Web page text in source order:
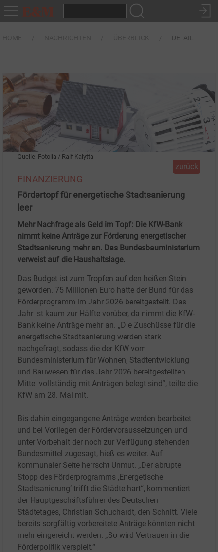
DETAIL
Quelle: Fotolia / Ralf Kalytta
zurück
FINANZIERUNG
Fördertopf für energetische Stadtsanierung
leer
Mehr Nachfrage als Geld im Topf: Die KfW-Bank
nimmt keine Anträge zur Förderung energetischer
Stadtsanierung mehr an. Das Bundesbauministerium
verweist auf die Haushaltslage.
Das Budget ist zum Tropfen auf den heißen Stein
geworden. 75 Millionen Euro hatte der Bund für das
Förderprogramm im Jahr 2026 bereitgestellt. Das
Jahr ist kaum zur Hälfte vorüber, da nimmt die KfW-
Bank keine Anträge mehr an. „Die Zuschüsse für die
energetische Stadtsanierung werden stark
nachgefragt, sodass die der KfW vom
Bundesministerium für Wohnen, Stadtentwicklung
und Bauwesen für das Jahr 2026 bereitgestellten
Mittel vollständig mit Anträgen belegt sind“, teilte die
KfW am 28. Mai mit.
Bis dahin eingegangene Anträge werden bearbeitet
und bei Vorliegen der Fördervoraussetzungen und
unter Vorbehalt der noch zur Verfügung stehenden
Bundesmittel zugesagt, hieß es weiter. Auf
kommunaler Seite herrscht Unmut. „Der abrupte
Stopp des Förderprogramms ‚Energetische
Stadtsanierung‘ trifft die Städte hart“, kommentiert
der Hauptgeschäftsführer des Deutschen
Städtetages, Christian Schuchardt, den Schnitt. Viele
bereits sorgfältig vorbereitete Anträge könnten nicht
mehr eingereicht werden. „So wird Vertrauen in die
Förderpolitik verspielt.“